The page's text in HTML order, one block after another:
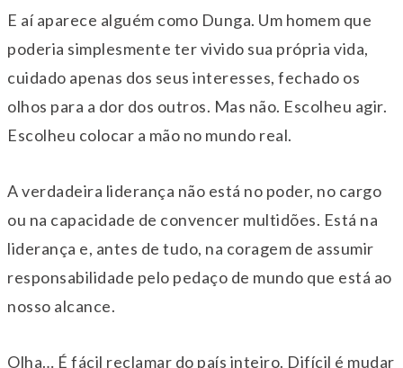
E aí aparece alguém como Dunga. Um homem que
poderia simplesmente ter vivido sua própria vida,
cuidado apenas dos seus interesses, fechado os
olhos para a dor dos outros. Mas não. Escolheu agir.
Escolheu colocar a mão no mundo real.
A verdadeira liderança não está no poder, no cargo
ou na capacidade de convencer multidões. Está na
liderança e, antes de tudo, na coragem de assumir
responsabilidade pelo pedaço de mundo que está ao
nosso alcance.
Olha… É fácil reclamar do país inteiro. Difícil é mudar